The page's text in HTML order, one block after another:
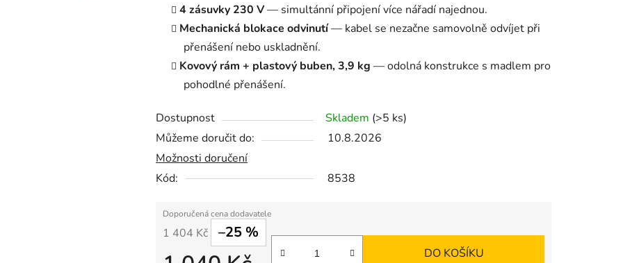
4 zásuvky 230 V— simultánní připojení více nářadí najednou.
Mechanická blokace odvinutí— kabel se nezačne samovolně odvíjet při
přenášení nebo uskladnění.
Kovový rám + plastový buben, 3,9 kg — odolná konstrukce s madlem pro
pohodlné přenášení.
Dostupnost Skladem (>5 ks)
Můžeme doručit do:
10.8.2026
Možnosti doručení
Kód:
8538
1 404 Kč –25 %
DO KOŠÍKU